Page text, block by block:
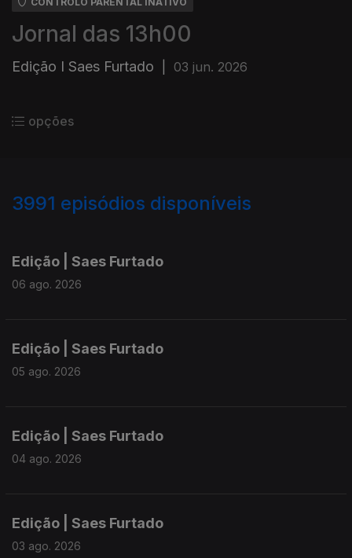
Jornal das 13h00
Edição I Saes Furtado 03 jun. 2026
opções
3991 episódios disponíveis
Edição | Saes Furtado
06 ago. 2026
Edição | Saes Furtado
05 ago. 2026
Edição | Saes Furtado
04 ago. 2026
Edição | Saes Furtado
03 ago. 2026